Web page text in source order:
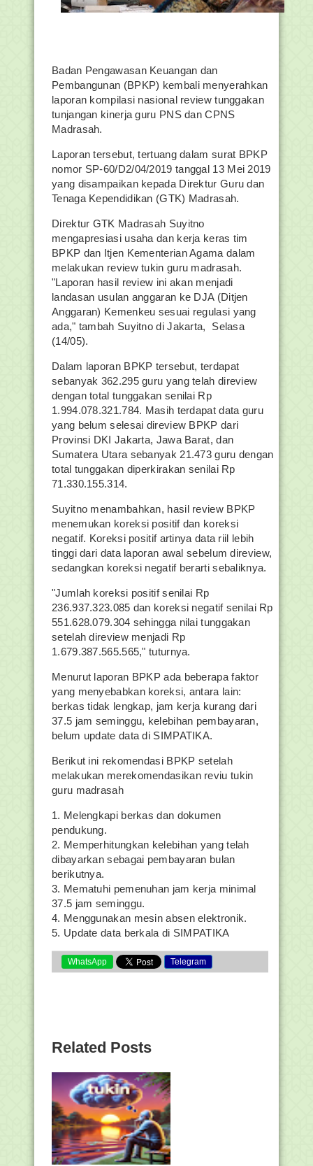
Badan Pengawasan Keuangan dan
Pembangunan (BPKP) kembali menyerahkan
laporan kompilasi nasional review tunggakan
tunjangan kinerja guru PNS dan CPNS
Madrasah.
Laporan tersebut, tertuang dalam surat BPKP
nomor SP-60/D2/04/2019 tanggal 13 Mei 2019
yang disampaikan kepada Direktur Guru dan
Tenaga Kependidikan (GTK) Madrasah.
Direktur GTK Madrasah Suyitno
mengapresiasi usaha dan kerja keras tim
BPKP dan Itjen Kementerian Agama dalam
melakukan review tukin guru madrasah.
"Laporan hasil review ini akan menjadi
landasan usulan anggaran ke DJA (Ditjen
Anggaran) Kemenkeu sesuai regulasi yang
ada," tambah Suyitno di Jakarta, Selasa
(14/05).
Dalam laporan BPKP tersebut, terdapat
sebanyak 362.295 guru yang telah direview
dengan total tunggakan senilai Rp
1.994.078.321.784. Masih terdapat data guru
yang belum selesai direview BPKP dari
Provinsi DKI Jakarta, Jawa Barat, dan
Sumatera Utara sebanyak 21.473 guru dengan
total tunggakan diperkirakan senilai Rp
71.330.155.314.
Suyitno menambahkan, hasil review BPKP
menemukan koreksi positif dan koreksi
negatif. Koreksi positif artinya data riil lebih
tinggi dari data laporan awal sebelum direview,
sedangkan koreksi negatif berarti sebaliknya.
"Jumlah koreksi positif senilai Rp
236.937.323.085 dan koreksi negatif senilai Rp
551.628.079.304 sehingga nilai tunggakan
setelah direview menjadi Rp
1.679.387.565.565," tuturnya.
Menurut laporan BPKP ada beberapa faktor
yang menyebabkan koreksi, antara lain:
berkas tidak lengkap, jam kerja kurang dari
37.5 jam seminggu, kelebihan pembayaran,
belum update data di SIMPATIKA.
Berikut ini rekomendasi BPKP setelah
melakukan merekomendasikan reviu tukin
guru madrasah
1. Melengkapi berkas dan dokumen
pendukung.
2. Memperhitungkan kelebihan yang telah
dibayarkan sebagai pembayaran bulan
berikutnya.
3. Mematuhi pemenuhan jam kerja minimal
37.5 jam seminggu.
4. Menggunakan mesin absen elektronik.
5. Update data berkala di SIMPATIKA
WhatsApp Telegram
Related Posts